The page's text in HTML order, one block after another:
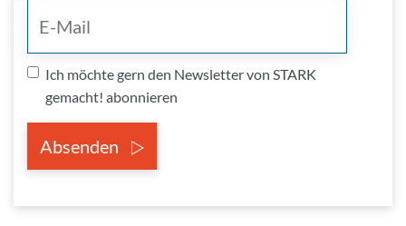
Ich möchte gern den Newsletter von STARK
gemacht! abonnieren
Absenden